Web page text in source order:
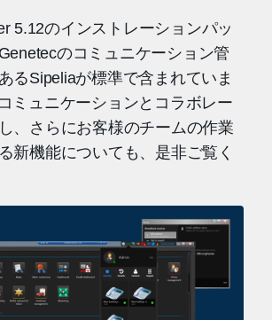
5.12のインストレーションパッ
のコミュニケーション管
るSipeliaが標準で含まれていま
ミュニケーションとコラボレー
、さらにお客様のチームの作業
新機能についても、是非ご覧く